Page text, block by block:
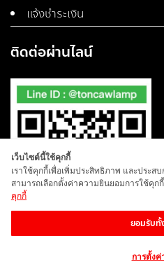
แจ้งชำระเงิน
ติดต่อผ่านไลน์
เว็บไซต์นี้ใช้คุกกี้
เราใช้คุกกี้เพื่อเพิ่มประสิทธิภาพ และประ
สามารถเลือกตั้งค่าความยินยอมการใช้คุก
คุกกี้
ยอมรับทั้
การตั้งค่